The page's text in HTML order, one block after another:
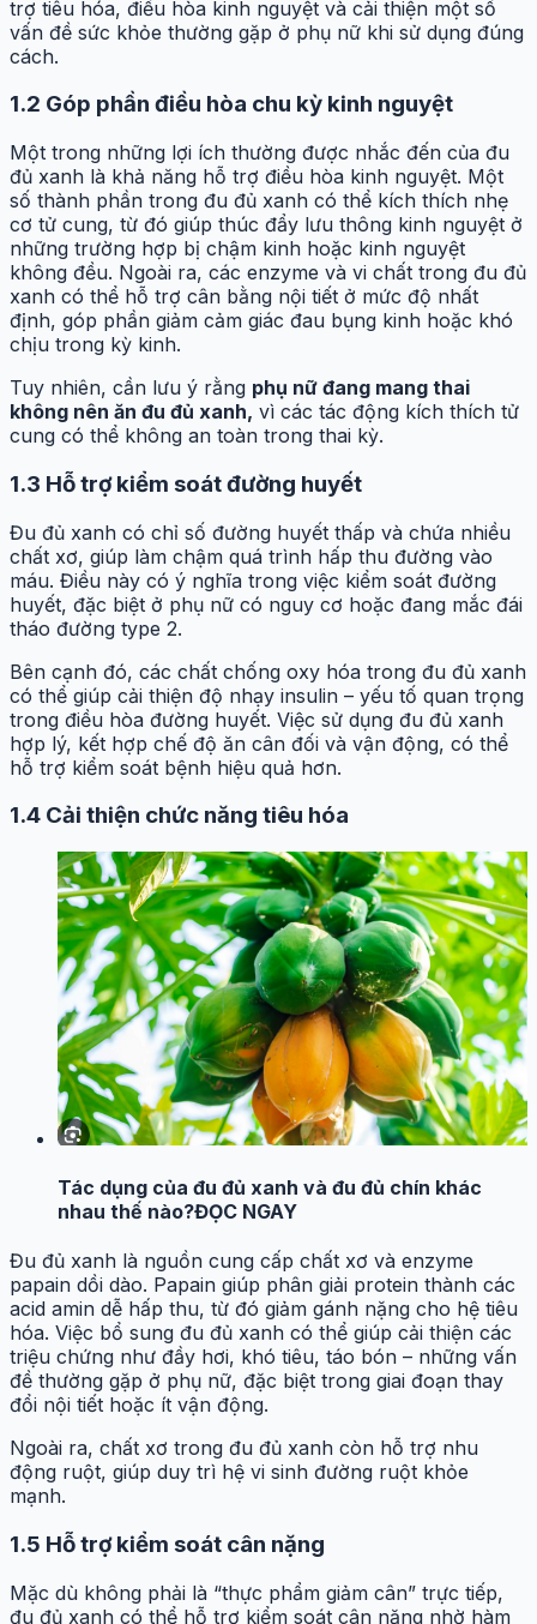
trợ tiêu hóa, điều hòa kinh nguyệt và cải thiện một số
vấn đề sức khỏe thường gặp ở phụ nữ khi sử dụng đúng
cách.
1.2 Góp phần điều hòa chu kỳ kinh nguyệt
Một trong những lợi ích thường được nhắc đến của đu
đủ xanh là khả năng hỗ trợ điều hòa kinh nguyệt. Một
số thành phần trong đu đủ xanh có thể kích thích nhẹ
cơ tử cung, từ đó giúp thúc đẩy lưu thông kinh nguyệt ở
những trường hợp bị chậm kinh hoặc kinh nguyệt
không đều. Ngoài ra, các enzyme và vi chất trong đu đủ
xanh có thể hỗ trợ cân bằng nội tiết ở mức độ nhất
định, góp phần giảm cảm giác đau bụng kinh hoặc khó
chịu trong kỳ kinh.
Tuy nhiên, cần lưu ý rằng phụ nữ đang mang thai
không nên ăn đu đủ xanh, vì các tác động kích thích tử
cung có thể không an toàn trong thai kỳ.
1.3 Hỗ trợ kiểm soát đường huyết
Đu đủ xanh có chỉ số đường huyết thấp và chứa nhiều
chất xơ, giúp làm chậm quá trình hấp thu đường vào
máu. Điều này có ý nghĩa trong việc kiểm soát đường
huyết, đặc biệt ở phụ nữ có nguy cơ hoặc đang mắc đái
tháo đường type 2.
Bên cạnh đó, các chất chống oxy hóa trong đu đủ xanh
có thể giúp cải thiện độ nhạy insulin – yếu tố quan trọng
trong điều hòa đường huyết. Việc sử dụng đu đủ xanh
hợp lý, kết hợp chế độ ăn cân đối và vận động, có thể
hỗ trợ kiểm soát bệnh hiệu quả hơn.
1.4 Cải thiện chức năng tiêu hóa
Tác dụng của đu đủ xanh và đu đủ chín khác
nhau thế nào?ĐỌC NGAY
Đu đủ xanh là nguồn cung cấp chất xơ và enzyme
papain dồi dào. Papain giúp phân giải protein thành các
acid amin dễ hấp thu, từ đó giảm gánh nặng cho hệ tiêu
hóa. Việc bổ sung đu đủ xanh có thể giúp cải thiện các
triệu chứng như đầy hơi, khó tiêu, táo bón – những vấn
đề thường gặp ở phụ nữ, đặc biệt trong giai đoạn thay
đổi nội tiết hoặc ít vận động.
Ngoài ra, chất xơ trong đu đủ xanh còn hỗ trợ nhu
động ruột, giúp duy trì hệ vi sinh đường ruột khỏe
mạnh.
1.5 Hỗ trợ kiểm soát cân nặng
Mặc dù không phải là “thực phẩm giảm cân” trực tiếp,
đu đủ xanh có thể hỗ trợ kiểm soát cân nặng nhờ hàm